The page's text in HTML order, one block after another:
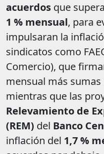
acuerdos que
1 % mensual, para
impulsaran la
sindicatos como
Comercio), que
mensual más
mientras que las
Relevamiento de
(REM) del Banco
inflación del 1,7 %